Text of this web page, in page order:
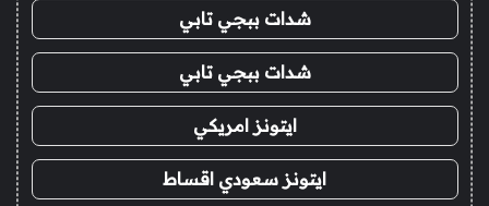
شدات ببجي تابي
شدات ببجي تابي
ايتونز امريكي
ايتونز سعودي اقساط